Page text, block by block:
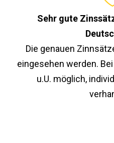
Sehr gute
Die genauen
eingesehen werden.
u.U. möglich,